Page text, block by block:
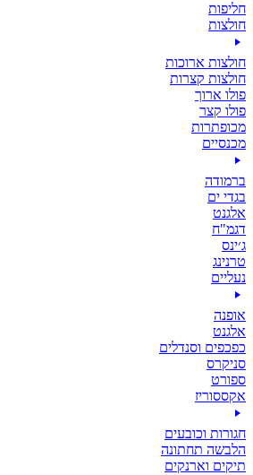
חליפות
חולצות
חולצות ארוכות
חולצות קצרות
פולו ארוך
פולו קצר
מכופתרות
מכנסיים
ברמודה
בגדי ים
אלגנט
דגמ"ח
ג׳ינס
טרנינג
נעליים
אופנה
אלגנט
כפכפים וסנדלים
סניקרס
ספורט
אקססוריז
חגורות וכובעים
הלבשה תחתונה
תיקים וארנקים